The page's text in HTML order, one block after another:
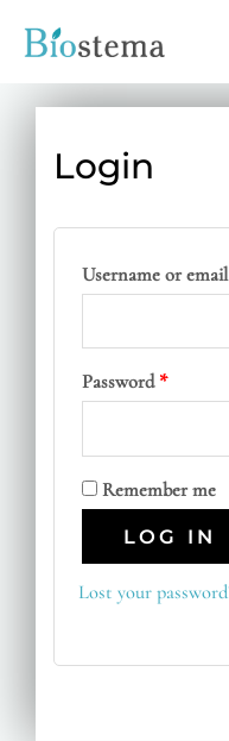
content
Login
Username or
Password *
Remember me
LOG IN
Lost your